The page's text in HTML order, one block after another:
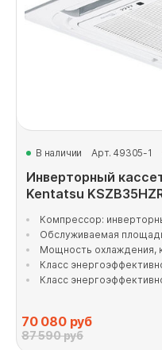
В наличии Арт. 49305-1
Инверторный
Kentatsu
Компрессор:
Обслуживаемая
Мощность охлаждения,
Класс
Класс
70 080руб
87 590 руб